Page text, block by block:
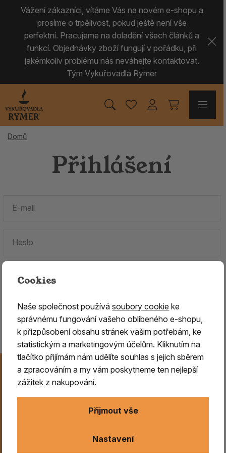
Vážení zákazníci, vítáme Vás na novém e-shopu a
prosíme o trpělivost, pokud ještě není vše
perfektní. Pracujeme na doladění všech článků a
funkcí. Objednávky zboží fungují v pořádku, při
jakémkoliv problému nás neváhejte kontaktovat.
Tým Vykuřovadla Rymer
Domů
Přihlášení
Zapomenuté heslo.
Jste tu poprvé?Zaregistrujte se
Novinky na Váš e-mail
Už nikdy nezmeškejte naše novinky, akce a speciální
nabídky. Přihlášení můžete kdykoliv zrušit.
Cookies
Naše společnost používásoubory cookie ke
správnému fungování vašeho oblíbeného e-shopu,
k přizpůsobení obsahu stránek vašim potřebám, ke
statistickým a marketingovým účelům. Kliknutím na
tlačítko přijímám nám udělíte souhlas s jejich sběrem
a zpracováním a my vám poskytneme ten nejlepší
zážitek z nakupování.
Nastavení
Přijmout vše